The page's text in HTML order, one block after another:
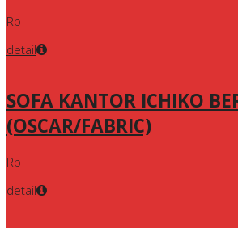
Rp
detail
SOFA KANTOR ICHIKO
(OSCAR/FABRIC)
Rp
detail